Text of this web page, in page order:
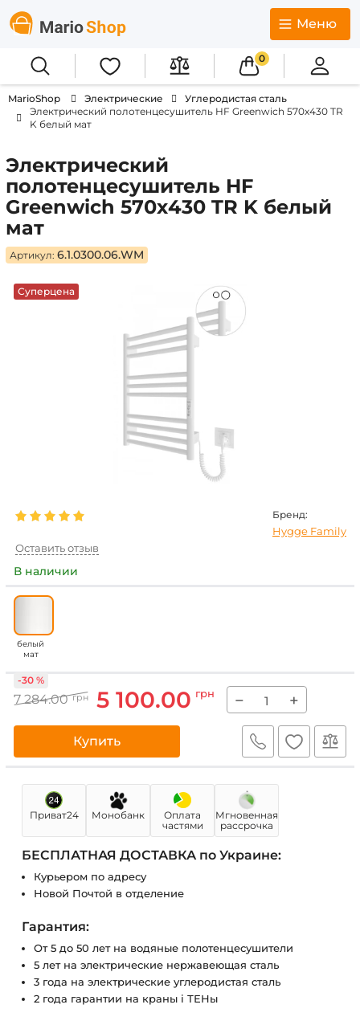
Меню
0
MarioShop Электрические
Углеродистая сталь
Электрический полотенцесушитель HF Greenwich 570х430 TR
K белый мат
Электрический
полотенцесушитель HF
Greenwich 570х430 TR K белый
мат
Артикул: 6.1.0300.06.WM
Суперцена
Бренд:
Hygge Family
Оставить отзыв
В наличии
белый
мат
7 284.00 грн 5 100.00 грн
-30 %
− +
Купить
Приват24 Монобанк
Оплата
частями
Мгновенная
рассрочка
БЕСПЛАТНАЯ ДОСТАВКА по Украине:
Курьером по адресу
Новой Почтой в отделение
Гарантия:
От 5 до 50 лет на водяные полотенцесушители
5 лет на электрические нержавеющая сталь
3 года на электрические углеродистая сталь
2 года гарантии на краны і ТЕНы